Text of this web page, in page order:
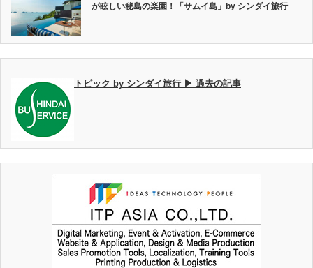
が眩しい秘島の楽園！「サムイ島」by シンダイ旅行
トピック by シンダイ旅行 ▶ 過去の記事